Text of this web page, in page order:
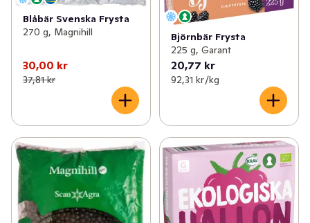
Blåbär Svenska Frysta
270 g, Magnihill
30,00 kr
37,81 kr
Björnbär Frysta
225 g, Garant
20,77 kr
92,31 kr /kg